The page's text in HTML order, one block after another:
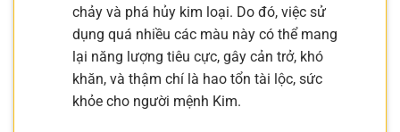
chảy và phá hủy kim loại. Do đó, việc sử
dụng quá nhiều các màu này có thể mang
lại năng lượng tiêu cực, gây cản trở, khó
khăn, và thậm chí là hao tổn tài lộc, sức
khỏe cho người mệnh Kim.